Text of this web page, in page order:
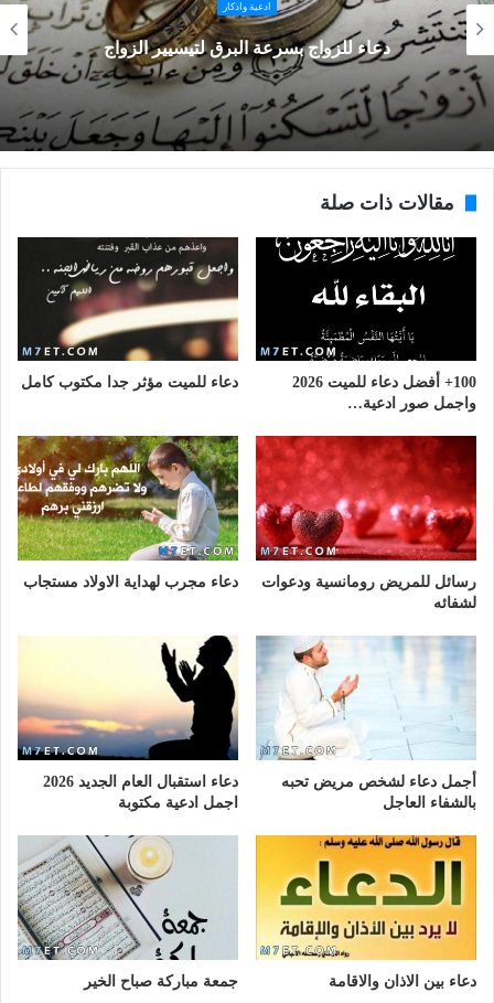
ادعية واذكار
دعاء للزواج بسرعة البرق لتيسيير الزواج
مقالات ذات صلة
100+ أفضل دعاء للميت 2026
واجمل صور ادعية…
دعاء للميت مؤثر جدا مكتوب كامل
رسائل للمريض رومانسية ودعوات
لشفائه
دعاء مجرب لهداية الاولاد مستجاب
أجمل دعاء لشخص مريض تحبه
بالشفاء العاجل
دعاء استقبال العام الجديد 2026
اجمل ادعية مكتوبة
دعاء بين الاذان والاقامة جمعة مباركة صباح الخير